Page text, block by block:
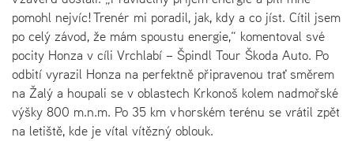
pomohl nejvíc! Trenér mi poradil, jak, kdy a co jíst. Cítil jsem
po celý závod, že mám spoustu energie,“ komentoval své
pocity Honza v cíli Vrchlabí – Špindl Tour Škoda Auto. Po
odbití vyrazil Honza na perfektně připravenou trať směrem
na Žalý a houpali se v oblastech Krkonoš kolem nadmořské
výšky 800 m.n.m. Po 35 km v horském terénu se vrátil zpět
na letiště, kde je vítal vítězný oblouk.